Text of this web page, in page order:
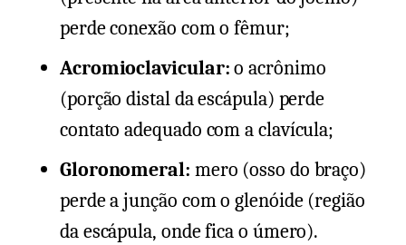
perde conexão com o fêmur;
Acromioclavicular:o acrônimo
(porção distal da escápula) perde
contato adequado com a clavícula;
Gloronomeral: mero (osso do braço)
perde a junção com o glenóide (região
da escápula, onde fica o úmero).